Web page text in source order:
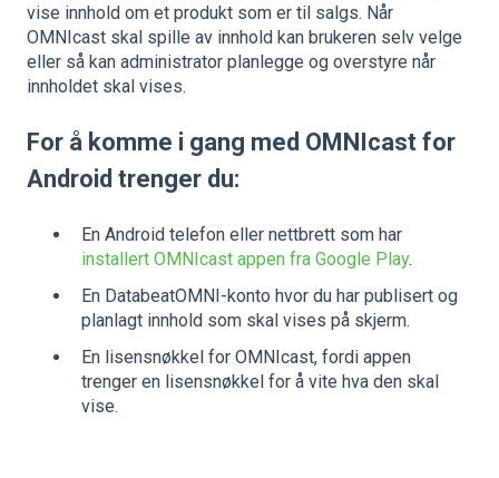
vise innhold om et produkt som er til salgs. Når
OMNIcast skal spille av innhold kan brukeren selv velge
eller så kan administrator planlegge og overstyre når
innholdet skal vises.
For å komme i gang med OMNIcast for
Android trenger du:
En Android telefon eller nettbrett som har
installert OMNIcast appen fra Google Play.
En DatabeatOMNI-konto hvor du har publisert og
planlagt innhold som skal vises på skjerm.
En lisensnøkkel for OMNIcast, fordi appen
trenger en lisensnøkkel for å vite hva den skal
vise.